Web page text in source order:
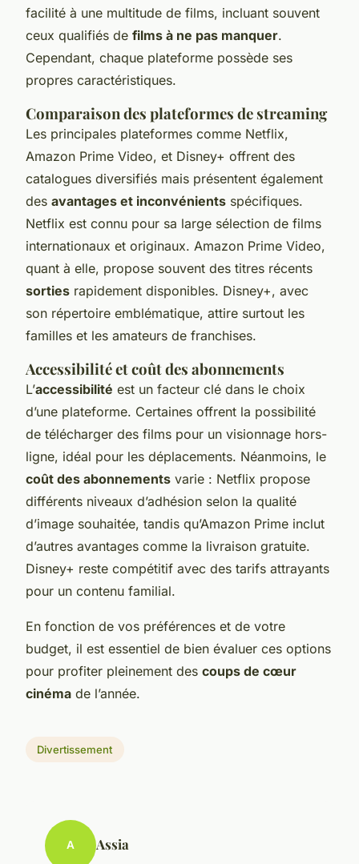
facilité à une multitude de films, incluant souvent
ceux qualifiés de films à ne pas manquer.
Cependant, chaque plateforme possède ses
propres caractéristiques.
Comparaison des plateformes de streaming
Les principales plateformes comme Netflix,
Amazon Prime Video, et Disney+ offrent des
catalogues diversifiés mais présentent également
des avantages et inconvénients spécifiques.
Netflix est connu pour sa large sélection de films
internationaux et originaux. Amazon Prime Video,
quant à elle, propose souvent des titres récents
sorties rapidement disponibles. Disney+, avec
son répertoire emblématique, attire surtout les
familles et les amateurs de franchises.
Accessibilité et coût des abonnements
L’accessibilité est un facteur clé dans le choix
d’une plateforme. Certaines offrent la possibilité
de télécharger des films pour un visionnage hors-
ligne, idéal pour les déplacements. Néanmoins, le
coût des abonnements varie : Netflix propose
différents niveaux d’adhésion selon la qualité
d’image souhaitée, tandis qu’Amazon Prime inclut
d’autres avantages comme la livraison gratuite.
Disney+ reste compétitif avec des tarifs attrayants
pour un contenu familial.
En fonction de vos préférences et de votre
budget, il est essentiel de bien évaluer ces options
pour profiter pleinement des coups de cœur
cinéma de l’année.
Divertissement
A Assia